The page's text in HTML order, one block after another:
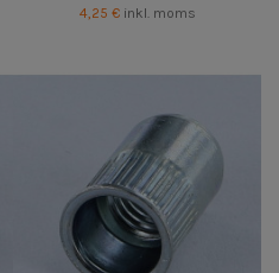
4,25 € inkl. moms